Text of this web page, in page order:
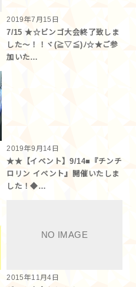
2019年7月15日
7/15 ★☆ビンゴ大会終了致しま
した～！！ヾ(≧▽≦)ﾉ☆★ご参
加いた…
2019年9月14日
★★【イベント】9/14■『チンチ
ロリン イベント』開催いたしま
した！◆…
2015年11月4日